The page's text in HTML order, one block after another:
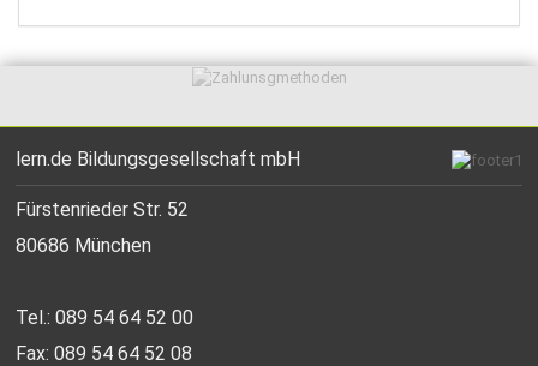
lern.de Bildungsgesellschaft mbH
Fürstenrieder Str. 52
80686 München
Tel.: 089 54 64 52 00
Fax: 089 54 64 52 08